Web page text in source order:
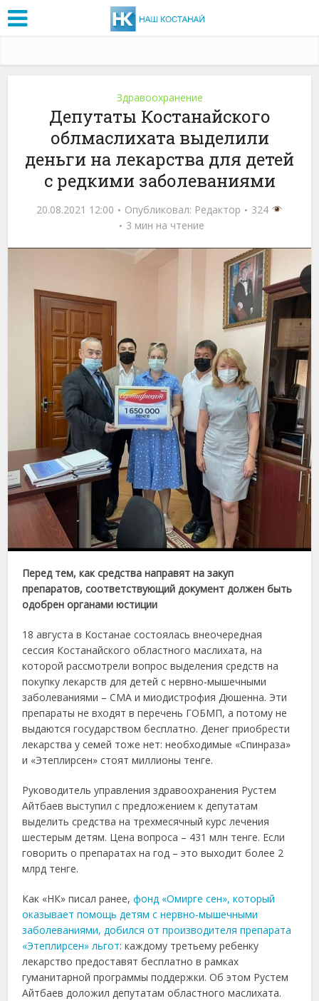
Здравоохранение
Депутаты Костанайского
облмаслихата выделили
деньги на лекарства для детей
с редкими заболеваниями
20.08.2021 12:00 Опубликовал: Редактор
324
3 мин на чтение
Перед тем, как средства направят на закуп
препаратов, соответствующий документ должен быть
одобрен органами юстиции
18 августа в Костанае состоялась внеочередная
сессия Костанайского областного маслихата, на
которой рассмотрели вопрос выделения средств на
покупку лекарств для детей с нервно-мышечными
заболеваниями – СМА и миодистрофия Дюшенна. Эти
препараты не входят в перечень ГОБМП, а потому не
выдаются государством бесплатно. Денег приобрести
лекарства у семей тоже нет: необходимые «Спинраза»
и «Этеплирсен» стоят миллионы тенге.
Руководитель управления здравоохранения Рустем
Айтбаев выступил с предложением к депутатам
выделить средства на трехмесячный курс лечения
шестерым детям. Цена вопроса – 431 млн тенге. Если
говорить о препаратах на год – это выходит более 2
млрд тенге.
Как «НК» писал ранее,фонд «Омирге сен», который
оказывает помощь детям с нервно-мышечными
заболеваниями, добился от производителя препарата
«Этеплирсен» льгот: каждому третьему ребенку
лекарство предоставят бесплатно в рамках
гуманитарной программы поддержки. Об этом Рустем
Айтбаев доложил депутатам областного маслихата.